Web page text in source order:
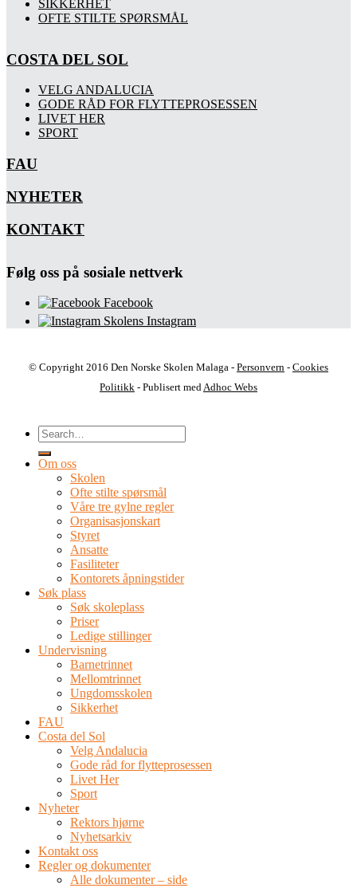
SIKKERHET
OFTE STILTE SPØRSMÅL
COSTA DEL SOL
VELG ANDALUCIA
GODE RÅD FOR FLYTTEPROSESSEN
LIVET HER
SPORT
FAU
NYHETER
KONTAKT
Følg oss på sosiale nettverk
Facebook
Skolens Instagram
© Copyright 2016 Den Norske Skolen Malaga - Personvern - Cookies
Politikk - Publisert medAdhoc Webs
Om oss
Skolen
Ofte stilte spørsmål
Våre tre gylne regler
Organisasjonskart
Styret
Ansatte
Fasiliteter
Kontorets åpningstider
Søk plass
Søk skoleplass
Priser
Ledige stillinger
Undervisning
Barnetrinnet
Mellomtrinnet
Ungdomsskolen
Sikkerhet
FAU
Costa del Sol
Velg Andalucia
Gode råd for flytteprosessen
Livet Her
Sport
Nyheter
Rektors hjørne
Nyhetsarkiv
Kontakt oss
Regler og dokumenter
Alle dokumenter – side